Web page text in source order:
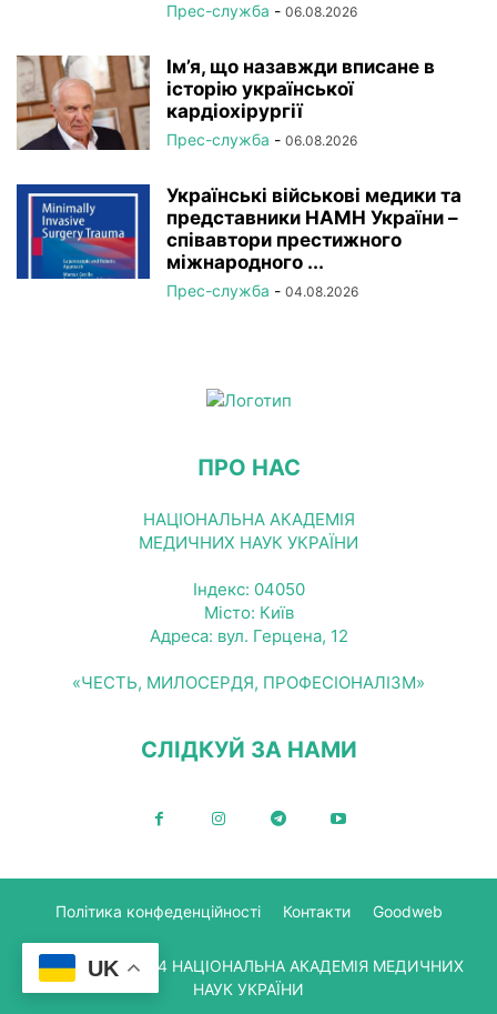
Прес-служба - 06.08.2026
Ім’я, що назавжди вписане в
історію української
кардіохірургії
Прес-служба - 06.08.2026
Українські військові медики та
представники НАМН України –
співавтори престижного
міжнародного ...
Прес-служба - 04.08.2026
ПРО НАС
НАЦІОНАЛЬНА АКАДЕМІЯ
МЕДИЧНИХ НАУК УКРАЇНИ
Індекс: 04050
Місто: Київ
Адреса: вул. Герцена, 12
«ЧЕСТЬ, МИЛОСЕРДЯ, ПРОФЕСІОНАЛІЗМ»
СЛІДКУЙ ЗА НАМИ
Політика конфеденційності Контакти Goodweb
© Copyright 2024 НАЦІОНАЛЬНА АКАДЕМІЯ МЕДИЧНИХ
НАУК УКРАЇНИ
UK